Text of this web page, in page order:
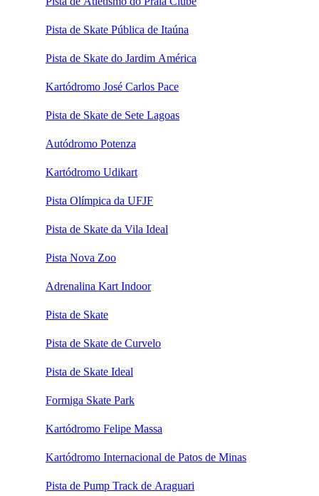
Pista de Skate Pública de Itaúna
Pista de Skate do Jardim América
Kartódromo José Carlos Pace
Pista de Skate de Sete Lagoas
Autódromo Potenza
Kartódromo Udikart
Pista Olímpica da UFJF
Pista de Skate da Vila Ideal
Pista Nova Zoo
Adrenalina Kart Indoor
Pista de Skate
Pista de Skate de Curvelo
Pista de Skate Ideal
Formiga Skate Park
Kartódromo Felipe Massa
Kartódromo Internacional de Patos de Minas
Pista de Pump Track de Araguari